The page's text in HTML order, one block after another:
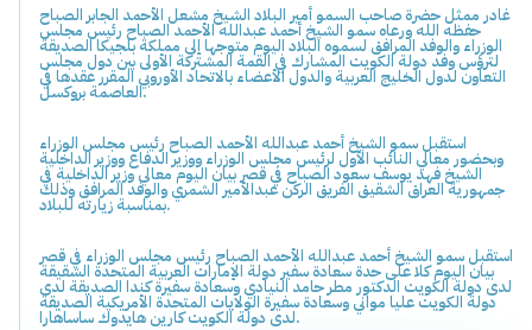
غادر ممثل حضرة صاحب السمو أمير البلاد الشيخ مشعل الأحمد الجابر الصباح
حفظه الله ورعاه سمو الشيخ أحمد عبدالله الأحمد الصباح رئيس مجلس
الوزراء والوفد المرافق لسموه البلاد اليوم متوجها إلى مملكة بلجيكا الصديقة
لترؤس وفد دولة الكويت المشارك في القمة المشتركة الأولى بين دول مجلس
التعاون لدول الخليج العربية والدول الأعضاء بالاتحاد الأوروبي المقرر عقدها في
العاصمة بروكسل.
استقبل سمو الشيخ أحمد عبدالله الأحمد الصباح رئيس مجلس الوزراء
وبحضور معالي النائب الأول لرئيس مجلس الوزراء ووزير الدفاع ووزير الداخلية
الشيخ فهد يوسف سعود الصباح في قصر بيان اليوم معالي وزير الداخلية في
جمهورية العراق الشقيق الفريق الركن عبدالأمير الشمري والوفد المرافق وذلك
بمناسبة زيارته للبلاد.
استقبل سمو الشيخ أحمد عبدالله الأحمد الصباح رئيس مجلس الوزراء في قصر
بيان اليوم كلا على حدة سعادة سفير دولة الإمارات العربية المتحدة الشقيقة
لدى دولة الكويت الدكتور مطر حامد النيادي وسعادة سفيرة كندا الصديقة لدى
دولة الكويت عليا مواني وسعادة سفيرة الولايات المتحدة الأمريكية الصديقة
لدى دولة الكويت كارين هايدوك ساساهارا.